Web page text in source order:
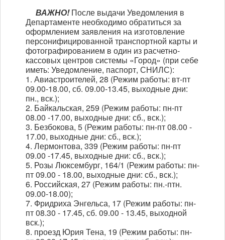
ВАЖНО!После выдачи Уведомления в
Департаменте необходимо обратиться за
оформлением заявления на изготовление
персонифицированной транспортной карты и
фотографированием в один из расчетно-
кассовых центров системы «Город» (при себе
иметь: Уведомление, паспорт, СНИЛС):
1. Авиастроителей, 28 (Режим работы: вт-пт
09.00-18.00, сб. 09.00-13.45, выходные дни:
пн., вск.);
2. Байкальская, 259 (Режим работы: пн-пт
08.00 -17.00, выходные дни: сб., вск.);
3. Безбокова, 5 (Режим работы: пн-пт 08.00 -
17.00, выходные дни: сб., вск.);
4. Лермонтова, 339 (Режим работы: пн-пт
09.00 -17.45, выходные дни: сб., вск.);
5. Розы Люксембург, 164/1 (Режим работы: пн-
пт 09.00 - 18.00, выходные дни: сб., вск.);
6. Российская, 27 (Режим работы: пн.-птн.
09.00-18.00);
7. Фридриха Энгельса, 17 (Режим работы: пн-
пт 08.30 - 17.45, сб. 09.00 - 13.45, выходной
вск.);
8. проезд Юрия Тена, 19 (Режим работы: пн-